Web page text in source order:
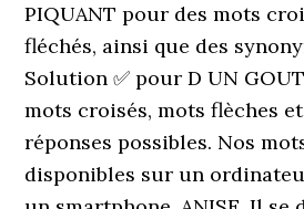
PIQUANT pour des mots
fléchés, ainsi que des
Solution ✅ pour D UN
mots croisés, mots flèches
réponses possibles. Nos
disponibles sur un